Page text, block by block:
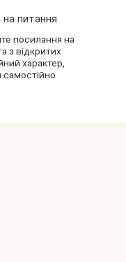
на питання
посилання на
з відкритих
характер,